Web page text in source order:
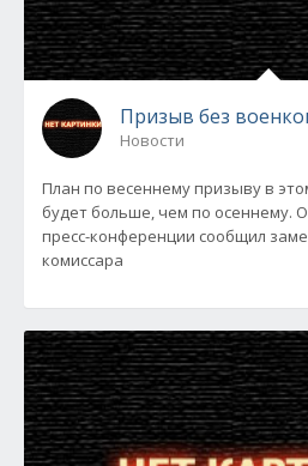
Призыв без
Новости
План по весеннему призыву в
будет больше, чем по осеннему.
пресс-конференции сообщил
комиссара